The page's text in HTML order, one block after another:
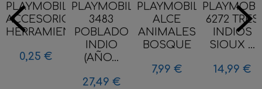
PLAYMOBIL
ACCESORIO
HERRAMIENTA...
0,25 €
PLAYMOBIL
3483
POBLADO
INDIO
(AÑO...
27,49 €
PLAYMOBIL
ALCE
ANIMALES
BOSQUE
7,99 €
6272 TRES
INDIOS
SIOUX ...
14,99 €